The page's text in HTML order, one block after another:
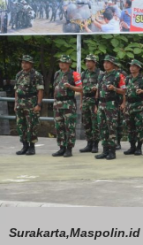
Surakarta,Maspolin.id